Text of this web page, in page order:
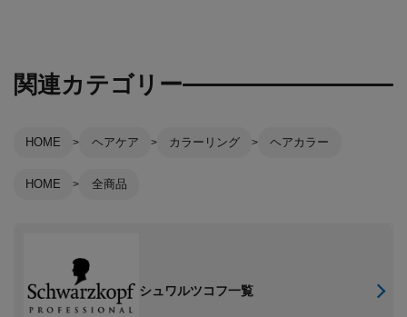
関連カテゴリー
HOME ヘアケア カラーリング ヘアカラー
HOME 全商品
シュワルツコフ一覧